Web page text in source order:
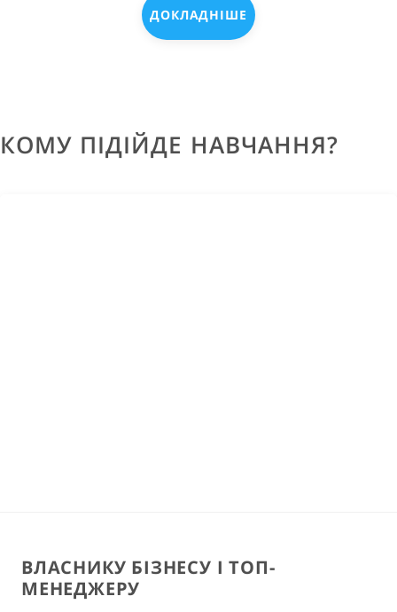
ДОКЛАДНІШЕ
КОМУ ПІДІЙДЕ НАВЧАННЯ?
ВЛАСНИКУ БІЗНЕСУ І ТОП-
МЕНЕДЖЕРУ